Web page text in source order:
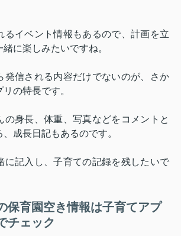
るイベント情報もあるので、計画を立
に楽しみたいですね。
発信される内容だけでないのが、さか
の特長です。
の身長、体重、写真などをコメントと
成長日記もあるのです。
に記入し、子育ての記録を残したいで
保育園空き情報は子育てアプ
チェック